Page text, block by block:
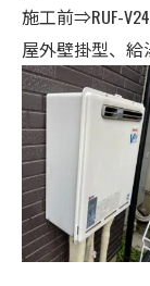
施工前⇒RUF-
屋外壁掛型、給